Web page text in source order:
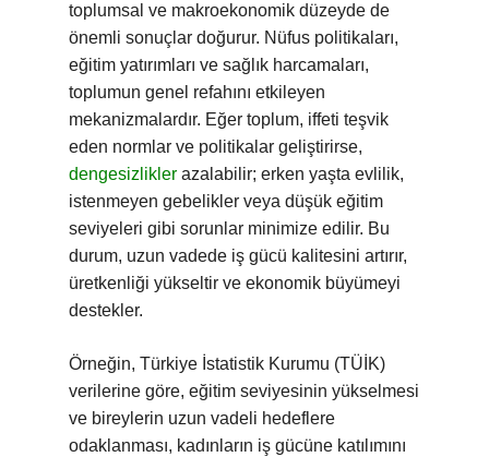
toplumsal ve makroekonomik düzeyde de
önemli sonuçlar doğurur. Nüfus politikaları,
eğitim yatırımları ve sağlık harcamaları,
toplumun genel refahını etkileyen
mekanizmalardır. Eğer toplum, iffeti teşvik
eden normlar ve politikalar geliştirirse,
dengesizlikler azalabilir; erken yaşta evlilik,
istenmeyen gebelikler veya düşük eğitim
seviyeleri gibi sorunlar minimize edilir. Bu
durum, uzun vadede iş gücü kalitesini artırır,
üretkenliği yükseltir ve ekonomik büyümeyi
destekler.
Örneğin, Türkiye İstatistik Kurumu (TÜİK)
verilerine göre, eğitim seviyesinin yükselmesi
ve bireylerin uzun vadeli hedeflere
odaklanması, kadınların iş gücüne katılımını